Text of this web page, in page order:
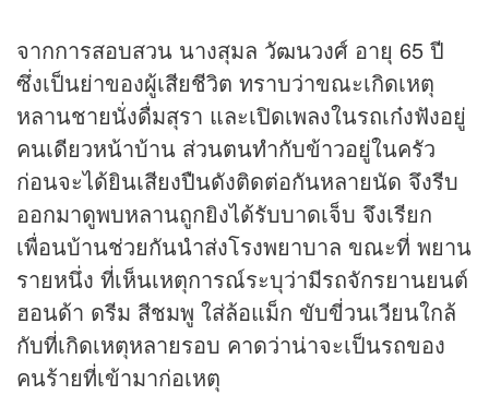
จากการสอบสวน นางสุมล วัฒนวงศ์ อายุ 65 ปี
ซึ่งเป็นย่าของผู้เสียชีวิต ทราบว่าขณะเกิดเหตุ
หลานชายนั่งดื่มสุรา และเปิดเพลงในรถเก๋งฟังอยู่
คนเดียวหน้าบ้าน ส่วนตนทำกับข้าวอยู่ในครัว
ก่อนจะได้ยินเสียงปืนดังติดต่อกันหลายนัด จึงรีบ
ออกมาดูพบหลานถูกยิงได้รับบาดเจ็บ จึงเรียก
เพื่อนบ้านช่วยกันนำส่งโรงพยาบาล ขณะที่ พยาน
รายหนึ่ง ที่เห็นเหตุการณ์ระบุว่ามีรถจักรยานยนต์
ฮอนด้า ดรีม สีชมพู ใส่ล้อแม็ก ขับขี่วนเวียนใกล้
กับที่เกิดเหตุหลายรอบ คาดว่าน่าจะเป็นรถของ
คนร้ายที่เข้ามาก่อเหตุ